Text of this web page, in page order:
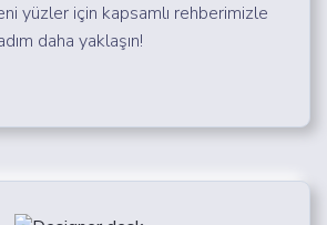
yüzler için kapsamlı rehberimizle
daha yaklaşın!